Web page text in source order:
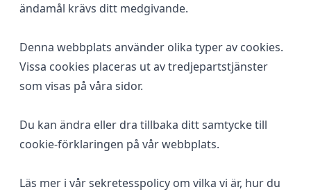
ändamål krävs ditt medgivande.
Denna webbplats använder olika typer av cookies.
Vissa cookies placeras ut av tredjepartstjänster
som visas på våra sidor.
Du kan ändra eller dra tillbaka ditt samtycke till
cookie-förklaringen på vår webbplats.
Läs mer i vår sekretesspolicy om vilka vi är, hur du